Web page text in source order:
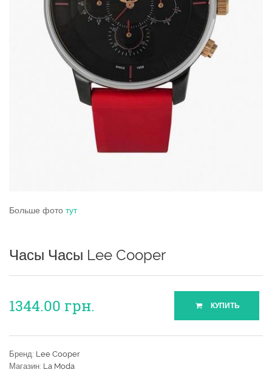
Больше фото тут
Часы Часы Lee Cooper
1344.00 грн. КУПИТЬ
Бренд: Lee Cooper
Магазин: La Moda